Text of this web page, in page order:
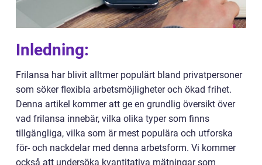
Inledning:
Frilansa har blivit alltmer populärt bland privatpersoner
som söker flexibla arbetsmöjligheter och ökad frihet.
Denna artikel kommer att ge en grundlig översikt över
vad frilansa innebär, vilka olika typer som finns
tillgängliga, vilka som är mest populära och utforska
för- och nackdelar med denna arbetsform. Vi kommer
också att undersöka kvantitativa mätningar som